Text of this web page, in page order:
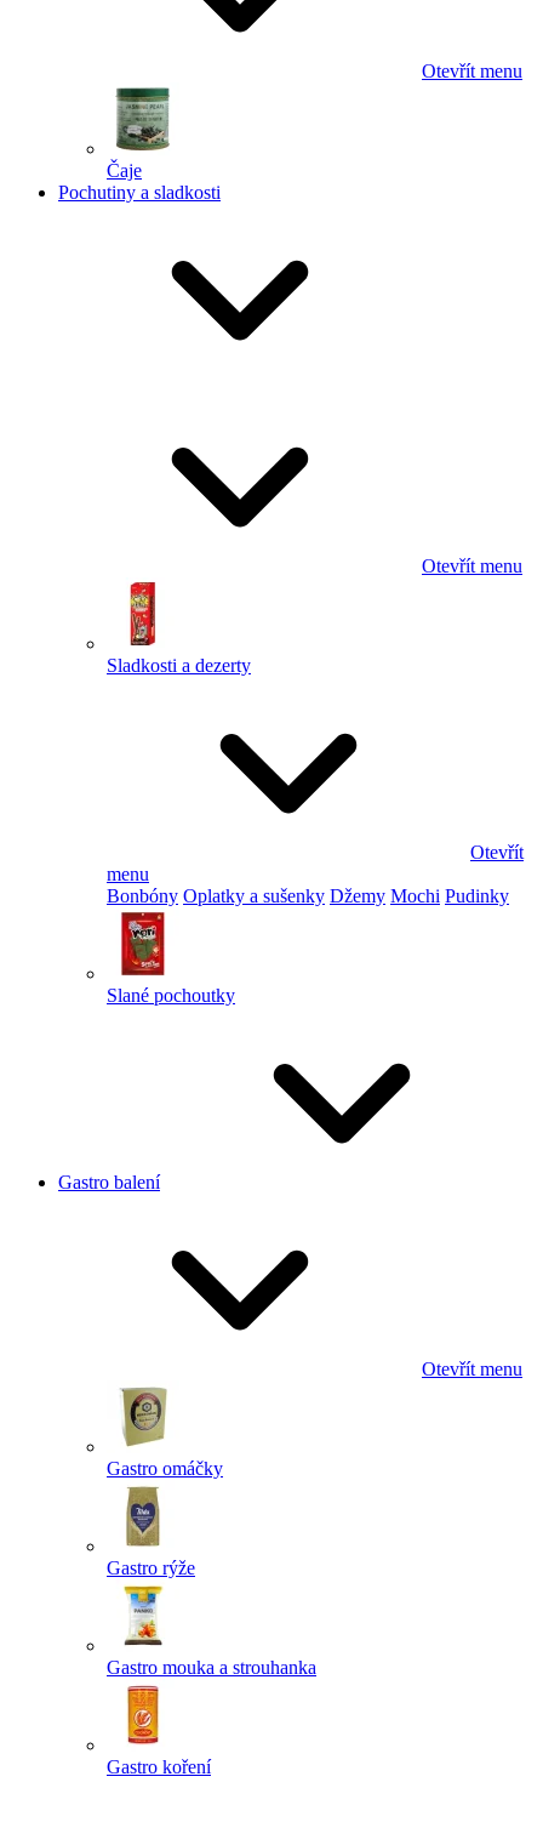
Otevřít menu
Čaje
Pochutiny a sladkosti
Otevřít menu
Sladkosti a dezerty
Otevřít
menu
Bonbóny Oplatky a sušenky Džemy Mochi Pudinky
Slané pochoutky
Gastro balení
Otevřít menu
Gastro omáčky
Gastro rýže
Gastro mouka a strouhanka
Gastro koření